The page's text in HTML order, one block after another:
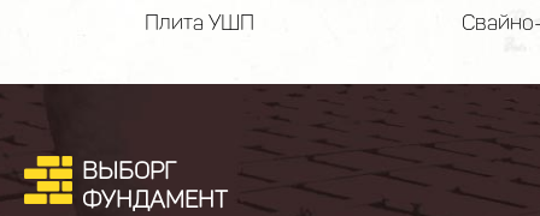
Фундамент ФБС
ВЫБОРГ
ФУНДАМЕНТ